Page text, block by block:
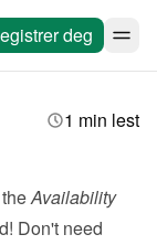
deg
1 min lest
the Availability
Don't need